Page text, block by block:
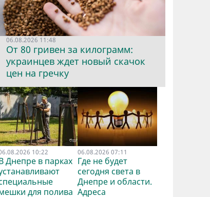
06.08.2026 11:48
От 80 гривен за килограмм:
украинцев ждет новый скачок
цен на гречку
10:22
Днепре в парках
для полива
06.08.2026 07:11
Где не будет
сегодня света в
Днепре и области.
Адреса